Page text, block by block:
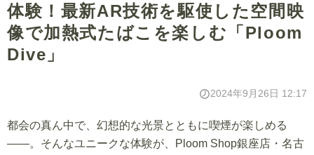
体験！最新AR技術を駆使した空間映
像で加熱式たばこを楽しむ「Ploom
Dive」
2024年9月26日 12:17
都会の真ん中で、幻想的な光景とともに喫煙が楽しめる
――。そんなユニークな体験が、Ploom Shop銀座店・名古